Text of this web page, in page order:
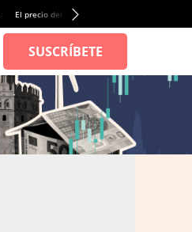
El precio del alquiler de vivienda baja por